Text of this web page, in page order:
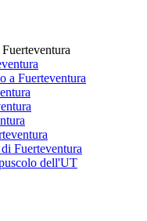
a Fuerteventura
Fuerteventura
dell'UT